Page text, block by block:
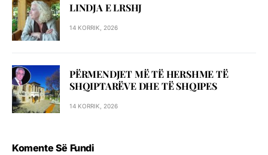
LINDJA E LRSHJ
14 KORRIK, 2026
PËRMENDJET MË TË HERSHME TË
SHQIPTARËVE DHE TË SHQIPES
14 KORRIK, 2026
Komente Së Fundi